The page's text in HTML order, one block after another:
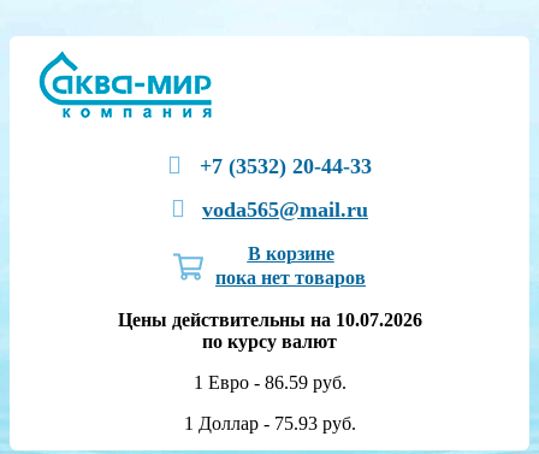
+7 (3532) 20-44-33
voda565@mail.ru
В корзине
пока нет товаров
Цены действительны на 10.07.2026
по курсу валют
1 Евро - 86.59 руб.
1 Доллар - 75.93 руб.